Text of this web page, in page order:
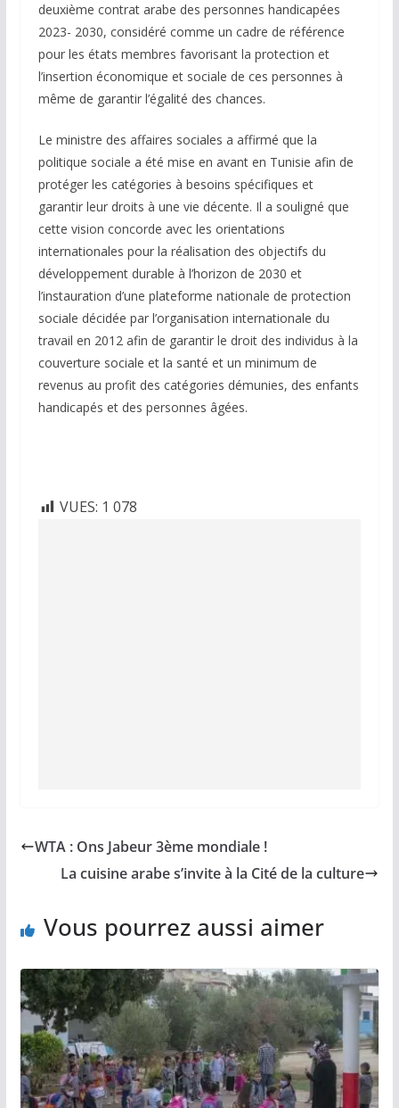
deuxième contrat arabe des personnes handicapées
2023- 2030, considéré comme un cadre de référence
pour les états membres favorisant la protection et
l’insertion économique et sociale de ces personnes à
même de garantir l’égalité des chances.
Le ministre des affaires sociales a affirmé que la
politique sociale a été mise en avant en Tunisie afin de
protéger les catégories à besoins spécifiques et
garantir leur droits à une vie décente. Il a souligné que
cette vision concorde avec les orientations
internationales pour la réalisation des objectifs du
développement durable à l’horizon de 2030 et
l’instauration d’une plateforme nationale de protection
sociale décidée par l’organisation internationale du
travail en 2012 afin de garantir le droit des individus à la
couverture sociale et la santé et un minimum de
revenus au profit des catégories démunies, des enfants
handicapés et des personnes âgées.
VUES: 1 078
WTA : Ons Jabeur 3ème mondiale !
La cuisine arabe s’invite à la Cité de la culture
Vous pourrez aussi aimer